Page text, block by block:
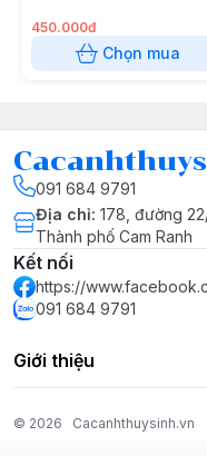
450.000đ
Chọn mua
091 684 9791
Địa chỉ: 178, đường
Thành phố Cam Ranh
Kết nối
https://
091 684 9791
Giới thiệu
© 2026 Cacanhthuysinh.vn